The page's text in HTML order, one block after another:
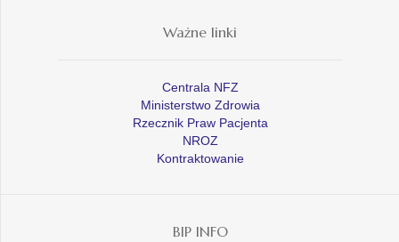
Ważne linki
Centrala NFZ
Ministerstwo Zdrowia
Rzecznik Praw Pacjenta
NROZ
Kontraktowanie
BIP INFO